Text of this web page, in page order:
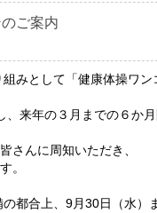
ご案内
みとして「健康体操ワン
、来年の３月までの６か
さんに周知いただき、
。
都合上、9月30日（水）